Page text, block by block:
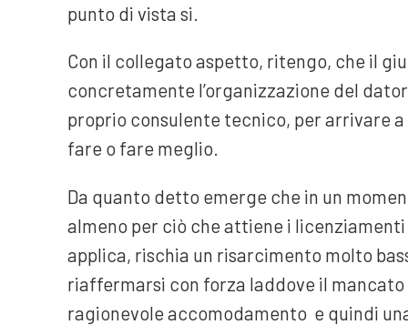
punto di vista si.
Con il collegato aspetto, ritengo, che il
concretamente l’organizzazione del
proprio consulente tecnico, per arrivare
fare o fare meglio.
Da quanto detto emerge che in un
almeno per ciò che attiene i licenziamenti
applica, rischia un risarcimento molto
riaffermarsi con forza laddove il
ragionevole accomodamento e quindi